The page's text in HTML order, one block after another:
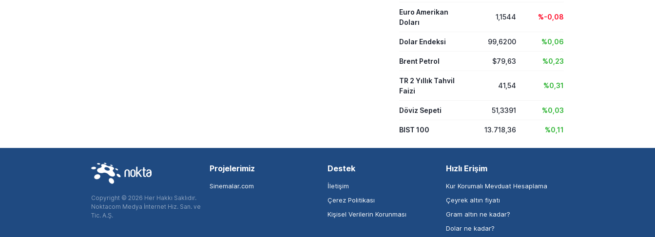
Euro Amerikan
Doları
1,1544 %-0,08
Dolar Endeksi 99,6200 %0,06
Brent Petrol $79,63 %0,23
TR 2 Yıllık Tahvil
Faizi
41,54 %0,31
Döviz Sepeti 51,3391 %0,03
BIST 100 13.718,36 %0,11
Copyright © 2026 Her Hakkı Saklıdır.
Noktacom Medya İnternet Hiz. San. ve
Tic. A.Ş.
Projelerimiz
Sinemalar.com
Destek
İletişim
Çerez Politikası
Kişisel Verilerin Korunması
Hızlı Erişim
Kur Korumalı Mevduat Hesaplama
Çeyrek altın fiyatı
Gram altın ne kadar?
Dolar ne kadar?